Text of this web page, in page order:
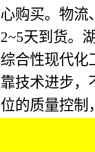
购买。物
天到货。
合性现代
技术进步
的质量控